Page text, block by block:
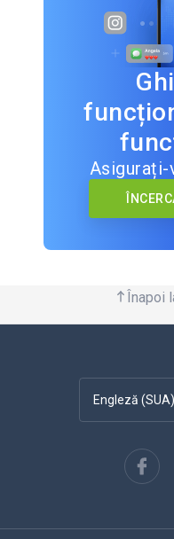
Înapoi
Engleză (SUA)
Español
Deutsch